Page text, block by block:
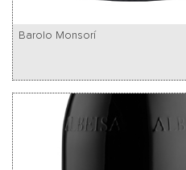
Barolo Monsorí